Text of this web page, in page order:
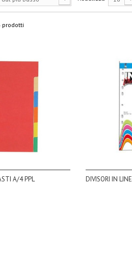
prodotti
A/4 PPL DIVISORI IN